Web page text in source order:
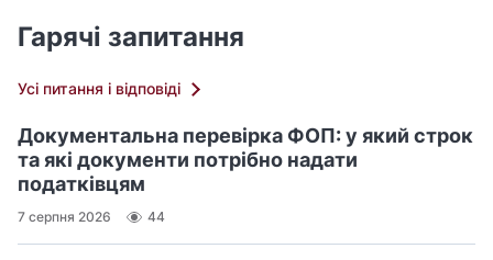
Гарячі запитання
Усі питання і відповіді
Документальна перевірка ФОП: у який строк
та які документи потрібно надати
податківцям
7 серпня 2026 44